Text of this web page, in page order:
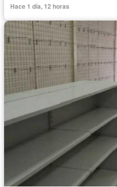
Hace 1 día, 12 horas